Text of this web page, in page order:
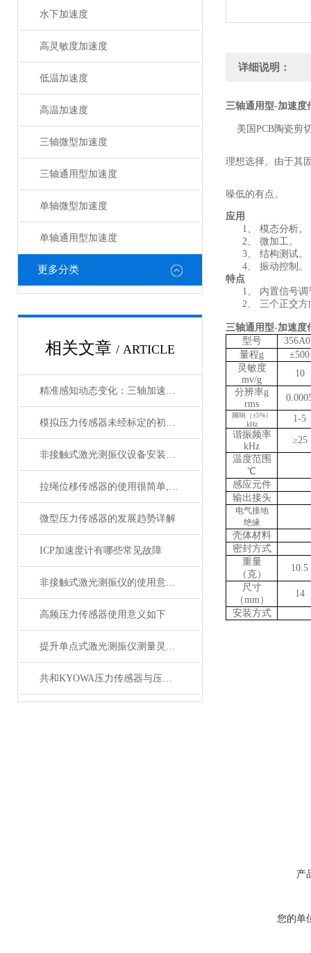
水下加速度
高灵敏度加速度
低温加速度
高温加速度
三轴微型加速度
三轴通用型加速度
单轴微型加速度
单轴通用型加速度
更多分类
相关文章 / ARTICLE
精准感知动态变化：三轴加速度传感器的核心作用
模拟压力传感器未经标定的初始误差由哪些组成
非接触式激光测振仪设备安装简单快捷
拉绳位移传感器的使用很简单,按部就班即可
微型压力传感器的发展趋势详解
ICP加速度计有哪些常见故障
非接触式激光测振仪的使用意义与应用
高频压力传感器使用意义如下
提升单点式激光测振仪测量灵敏度的策略
共和KYOWA压力传感器与压力表及压力变送器的区别
详细说明：
三轴通用型-加速度
美国 PCB陶瓷剪
理想选择。由于其
噪低的有点。
应用
1、 模态分析。
2、 微加工。
3、 结构测试。
4、 振动控制 。
特点
1、 内置信号调
2、 三个正交方
三轴通用型-加速度
型号
35
量程g
±500
灵敏度
mv/g
10
分辨率g
rms
0.000
频响（±5%）
kHz
1-5
谐振频率
kHz
≥25
温度范围
℃
感应元件
输出接头
电气接地
绝缘
壳体材料
密封方式
重量
（克）
10.5
尺寸
（mm）
14
安装方式
产
您的单